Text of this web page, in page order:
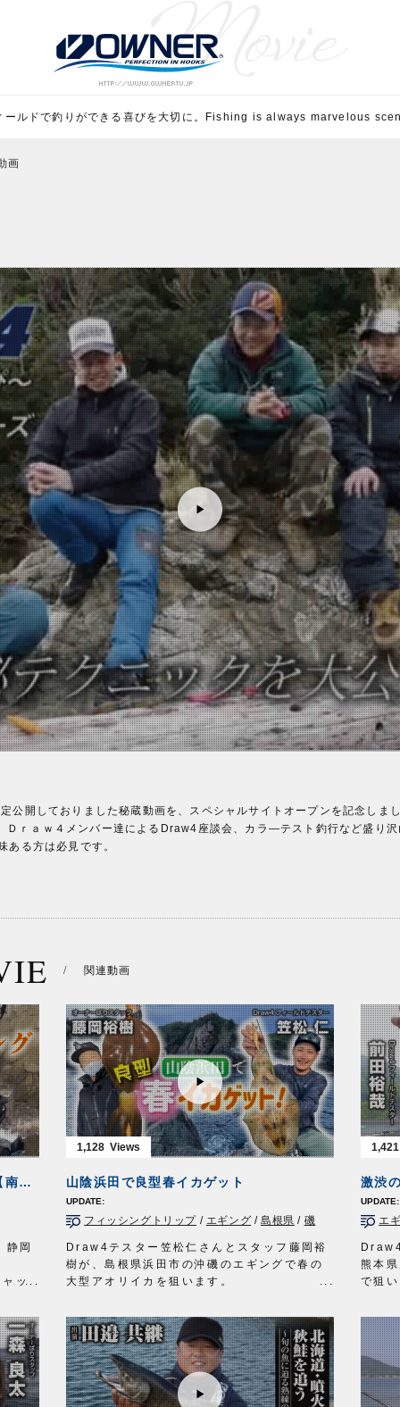
ールドで釣りができる喜びを大切に。Fishing is always marvelous
画
公開しておりました秘蔵動画を、スペシャルサイトオープンを記念しま
Ｄｒａｗ４メンバー達によるDraw4座談会、カラ―テスト釣行など盛り
る方は必見です。
/ 関連動画
数、型ともに楽しめる秋磯エギング【南伊豆】
静岡
ッ
合衆
す。
1,128
山陰浜田で良型春イカゲット
フィッシングトリップ / エギング /島根県 / 磯
Draw4テスター笠松仁さんとスタッフ藤岡裕
樹が、島根県浜田市の沖磯のエギングで春の
大型アオリイカを狙います。
想定外のウネリで目当ての磯には上がれなか
ったものの、狙い通り大型アオリイカがヒッ
ト！
※2022年6月4日に放送されたRCC中国放送
『フィッシングトリップ』の動画です※一部
カットしております。
1,421
エ
熊本
で狙
つい
■使用
・
・
2022
イス